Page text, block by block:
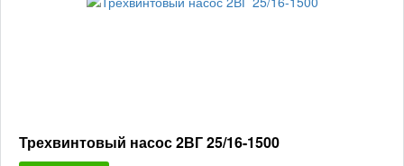
Трехвинтовый насос 2ВГ 25/16-1500